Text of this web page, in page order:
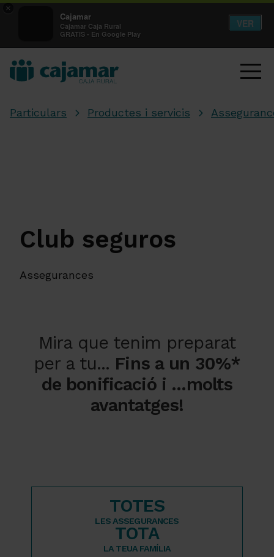
×
Cajamar
Cajamar Caja Rural
GRATIS - En Google Play
VER
Particulars Productes i servicis
Club seguros
Assegurances
Mira que tenim preparat
per a tu... Fins a un 30%*
de bonificació i ...molts
avantatges!
TOTES
LES ASSEGURANCES
TOTA
LA TEUA FAMÍLIA